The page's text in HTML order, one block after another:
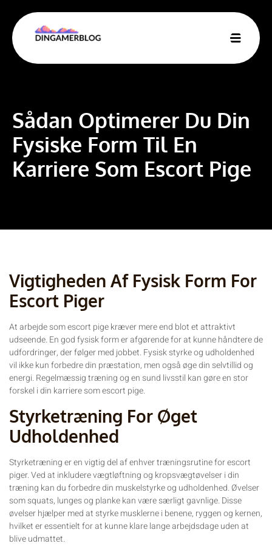
Sådan Optimerer Du Din
Fysiske Form Til En
Karriere Som Escort Pige
Vigtigheden Af Fysisk Form For
Escort Piger
At arbejde som escort pige kræver mere end blot et attraktivt
udseende. En god fysisk form er afgørende for at kunne håndtere de
udfordringer, der følger med jobbet. Fysisk styrke og udholdenhed
vil ikke kun forbedre din præstation, men også øge din selvtillid og
energi. Regelmæssig træning og en sund livsstil kan gøre en stor
forskel i din karriere som escort pige.
Styrketræning For Øget
Udholdenhed
Styrketræning er en vigtig del af enhver træningsrutine for escort
piger. Ved at inkludere vægtløftning og kropsvægtøvelser i din
træning kan du forbedre din muskelstyrke og udholdenhed. Øvelser
som squats, lunges og planke kan være særligt gavnlige. Disse
øvelser hjælper med at styrke musklerne i benene, ryggen og kernen,
hvilket er essentielt for at kunne klare lange arbejdsdage uden at
blive udmattet.